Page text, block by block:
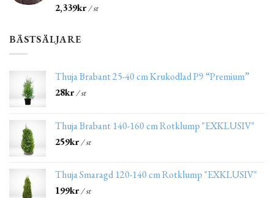
2,339kr/ st
BÄSTSÄLJARE
Thuja Brabant 25-40 cm Krukodlad P9 “Premium”
28kr/ st
Thuja Brabant 140-160 cm Rotklump "EXKLUSIV"
259kr/ st
Thuja Smaragd 120-140 cm Rotklump "EXKLUSIV"
199kr/ st